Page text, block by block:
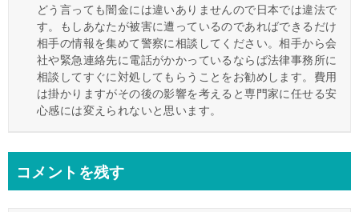
どう言っても闇金には違いありませんので日本では違法で
す。もしあなたが被害に遭っているのであればできるだけ
相手の情報を集めて警察に相談してください。相手から会
社や緊急連絡先に電話がかかっているならば法律事務所に
相談してすぐに対処してもらうことをお勧めします。費用
は掛かりますがその後の影響を考えると専門家に任せる安
心感には変えられないと思います。
コメントを残す